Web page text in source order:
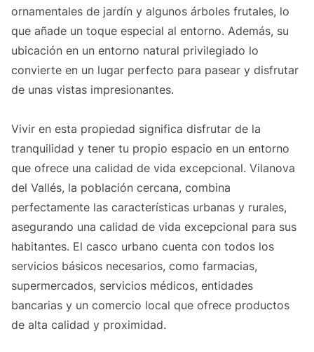
ornamentales de jardín y algunos árboles frutales, lo
que añade un toque especial al entorno. Además, su
ubicación en un entorno natural privilegiado lo
convierte en un lugar perfecto para pasear y disfrutar
de unas vistas impresionantes.
Vivir en esta propiedad significa disfrutar de la
tranquilidad y tener tu propio espacio en un entorno
que ofrece una calidad de vida excepcional. Vilanova
del Vallés, la población cercana, combina
perfectamente las características urbanas y rurales,
asegurando una calidad de vida excepcional para sus
habitantes. El casco urbano cuenta con todos los
servicios básicos necesarios, como farmacias,
supermercados, servicios médicos, entidades
bancarias y un comercio local que ofrece productos
de alta calidad y proximidad.